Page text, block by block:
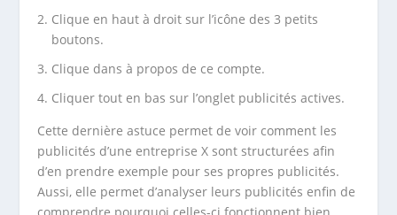
Clique en haut à droit sur l’icône des 3 petits
boutons.
Clique dans à propos de ce compte.
Cliquer tout en bas sur l’onglet publicités actives.
Cette dernière astuce permet de voir comment les
publicités d’une entreprise X sont structurées afin
d’en prendre exemple pour ses propres publicités.
Aussi, elle permet d’analyser leurs publicités enfin de